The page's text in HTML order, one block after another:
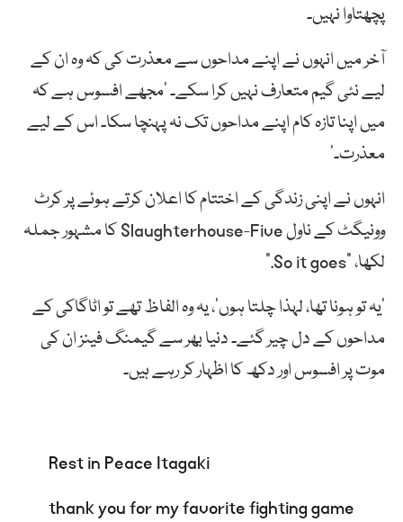
پچھتاوا نہیں۔
آخر میں انہوں نے اپنے مداحوں سے معذرت کی کہ وہ ان کے
لیے نئی گیم متعارف نہیں کرا سکے۔ ‘مجھے افسوس ہے کہ
میں اپنا تازہ کام اپنے مداحوں تک نہ پہنچا سکا۔ اس کے لیے
معذرت۔’
انہوں نے اپنی زندگی کے اختتام کا اعلان کرتے ہوئے پر کرٹ
وونیگٹ کے ناول Slaughterhouse-Five کا مشہور جملہ
لکھا، “So it goes.”
‘یہ تو ہونا تھا، لہذا چلتا ہوں’، یہ وہ الفاظ تھے تو اٹاگاکی کے
مداحوں کے دل چیر گئے۔ دنیا بھر سے گیمنگ فینز ان کی
موت پر افسوس اور دکھ کا اظہار کر رہے ہیں۔
Rest in Peace Itagaki
thank you for my favorite fighting game